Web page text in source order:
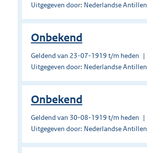
Uitgegeven door: Nederlandse Antillen
Onbekend
Geldend van 23-07-1919 t/m heden
Uitgegeven door: Nederlandse Antillen
Onbekend
Geldend van 30-08-1919 t/m heden
Uitgegeven door: Nederlandse Antillen